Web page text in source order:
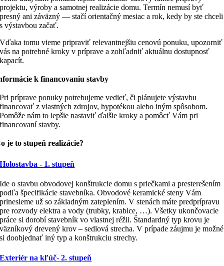
projektu, výroby a samotnej realizácie domu. Termín nemusí byť
presný ani záväzný — stačí orientačný mesiac a rok, kedy by ste chceli
s výstavbou začať.
Vďaka tomu vieme pripraviť relevantnejšiu cenovú ponuku, upozorniť
vás na potrebné kroky v príprave a zohľadniť aktuálnu dostupnosť
kapacít.
k financovaniu stavby
Pri príprave ponuky potrebujeme vedieť, či plánujete výstavbu
financovať z vlastných zdrojov, hypotékou alebo iným spôsobom.
Pomôže nám to lepšie nastaviť ďalšie kroky a pomôcť Vám pri
financovaní stavby.
je to stupeň realizácie?
Holostavba - 1. stupeň
Ide o stavbu obvodovej konštrukcie domu s priečkami a presterešením
podľa špecifikácie stavebníka. Obvodové keramické steny Vám
prinesieme už so základným zateplením. V stenách máte predprípravu
pre rozvody elektra a vody (trubky, krabice, …). Všetky ukončovacie
práce si dorobí stavebník vo vlastnej réžii. Štandardný typ krovu je
väzníkový drevený krov – sedlová strecha. V prípade záujmu je možné
si doobjednať iný typ a konštrukciu strechy.
Exteriér na kľúč- 2. stupeň